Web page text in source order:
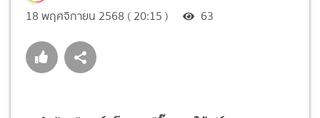
18 พฤศจิกายน 2568 ( 20:15 ) 63